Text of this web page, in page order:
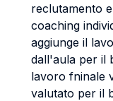
reclutamento
coaching
aggiunge il
dall'aula per il
lavoro fninale
valutato per il